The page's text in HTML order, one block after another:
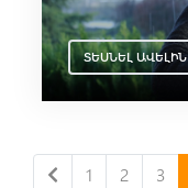
ՏԵՍՆԵԼ ԱՎԵԼԻՆ
1 2 3